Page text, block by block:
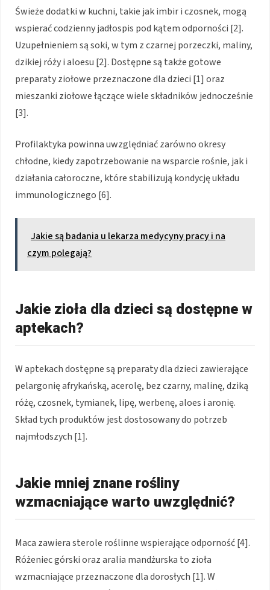
Świeże dodatki w kuchni, takie jak imbir i czosnek, mogą
wspierać codzienny jadłospis pod kątem odporności [2].
Uzupełnieniem są soki, w tym z czarnej porzeczki, maliny,
dzikiej róży i aloesu [2]. Dostępne są także gotowe
preparaty ziołowe przeznaczone dla dzieci [1] oraz
mieszanki ziołowe łączące wiele składników jednocześnie
[3].
Profilaktyka powinna uwzględniać zarówno okresy
chłodne, kiedy zapotrzebowanie na wsparcie rośnie, jak i
działania całoroczne, które stabilizują kondycję układu
immunologicznego [6].
Jakie są badania u lekarza medycyny pracy i na
czym polegają?
Jakie zioła dla dzieci są dostępne w
aptekach?
W aptekach dostępne są preparaty dla dzieci zawierające
pelargonię afrykańską, acerolę, bez czarny, malinę, dziką
różę, czosnek, tymianek, lipę, werbenę, aloes i aronię.
Skład tych produktów jest dostosowany do potrzeb
najmłodszych [1].
Jakie mniej znane rośliny
wzmacniające warto uwzględnić?
Maca zawiera sterole roślinne wspierające odporność [4].
Różeniec górski oraz aralia mandżurska to zioła
wzmacniające przeznaczone dla dorosłych [1]. W